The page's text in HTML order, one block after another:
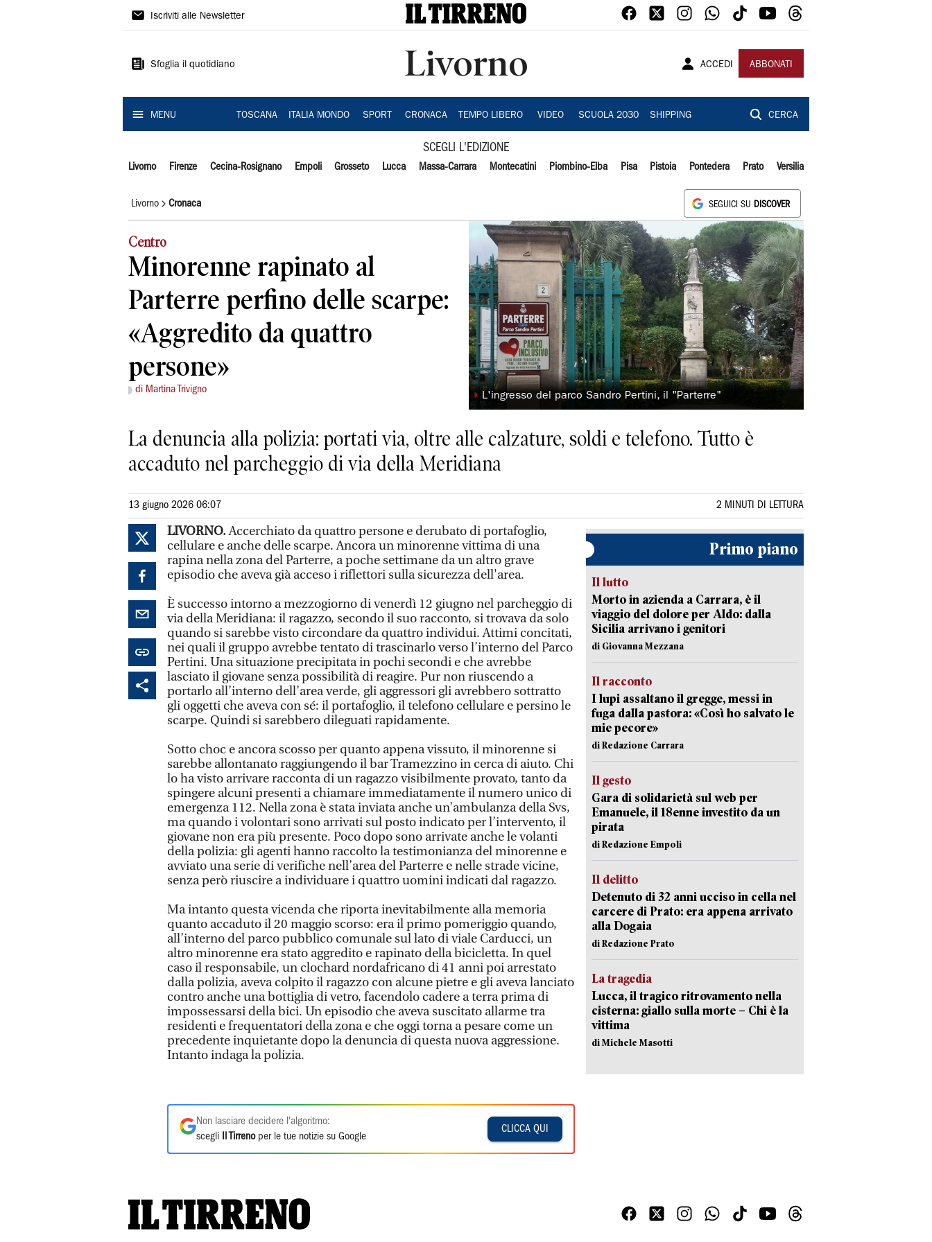
Il
Iscriviti alle Newsletter
Sfoglia il quotidiano Livorno ACCEDI ABBONATI
MENU TOSCANA ITALIA MONDO SPORT CRONACA TEMPO LIBERO VIDEO SCUOLA 2030 SHIPPING CERCA
SCEGLI L'EDIZIONE
Livorno Firenze Cecina-Rosignano Empoli Grosseto Lucca Massa-Carrara Montecatini Piombino-Elba Pisa Pistoia Pontedera Prato Versilia
Livorno Cronaca SEGUICI SU DISCOVER
Centro
Minorenne rapinato al
Parterre perfino delle scarpe:
«Aggredito da quattro
persone»
di Martina Trivigno
◗ L'ingresso del parco Sandro Pertini, il "Parterre"
La denuncia alla polizia: portati via, oltre alle calzature, soldi e telefono. Tutto è
accaduto nel parcheggio di via della Meridiana
13 giugno 2026 06:07 2 MINUTI DI LETTURA
LIVORNO.Accerchiato da quattro persone e derubato di portafoglio,
cellulare e anche delle scarpe. Ancora un minorenne vittima di una
rapina nella zona del Parterre, a poche settimane da un altro grave
episodio che aveva già acceso i riflettori sulla sicurezza dell'area.
È successo intorno a mezzogiorno di venerdì 12 giugno nel parcheggio di
via della Meridiana: il ragazzo, secondo il suo racconto, si trovava da solo
quando si sarebbe visto circondare da quattro individui. Attimi concitati,
nei quali il gruppo avrebbe tentato di trascinarlo verso l’interno del Parco
Pertini. Una situazione precipitata in pochi secondi e che avrebbe
lasciato il giovane senza possibilità di reagire. Pur non riuscendo a
portarlo all’interno dell’area verde, gli aggressori gli avrebbero sottratto
gli oggetti che aveva con sé: il portafoglio, il telefono cellulare e persino le
scarpe. Quindi si sarebbero dileguati rapidamente.
Sotto choc e ancora scosso per quanto appena vissuto, il minorenne si
sarebbe allontanato raggiungendo il bar Tramezzino in cerca di aiuto. Chi
lo ha visto arrivare racconta di un ragazzo visibilmente provato, tanto da
spingere alcuni presenti a chiamare immediatamente il numero unico di
emergenza 112. Nella zona è stata inviata anche un’ambulanza della Svs,
ma quando i volontari sono arrivati sul posto indicato per l’intervento, il
giovane non era più presente. Poco dopo sono arrivate anche le volanti
della polizia: gli agenti hanno raccolto la testimonianza del minorenne e
avviato una serie di verifiche nell’area del Parterre e nelle strade vicine,
senza però riuscire a individuare i quattro uomini indicati dal ragazzo.
Ma intanto questa vicenda che riporta inevitabilmente alla memoria
quanto accaduto il 20 maggio scorso: era il primo pomeriggio quando,
all’interno del parco pubblico comunale sul lato di viale Carducci, un
altro minorenne era stato aggredito e rapinato della bicicletta. In quel
caso il responsabile, un clochard nordafricano di 41 anni poi arrestato
dalla polizia, aveva colpito il ragazzo con alcune pietre e gli aveva lanciato
contro anche una bottiglia di vetro, facendolo cadere a terra prima di
impossessarsi della bici. Un episodio che aveva suscitato allarme tra
residenti e frequentatori della zona e che oggi torna a pesare come un
precedente inquietante dopo la denuncia di questa nuova aggressione.
Intanto indaga la polizia.
Non lasciare decidere l'algoritmo:
scegli
Il Tirrenoper le tue notizie su Google
CLICCA QUI
Primo piano
Il lutto
Morto in azienda a Carrara, è il
viaggio del dolore per Aldo: dalla
Sicilia arrivano i genitori
di Giovanna Mezzana
Il racconto
I lupi assaltano il gregge, messi in
fuga dalla pastora: «Così ho salvato le
mie pecore»
di Redazione Carrara
Il gesto
Gara di solidarietà sul web per
Emanuele, il 18enne investito da un
pirata
di Redazione Empoli
Il delitto
Detenuto di 32 anni ucciso in cella nel
carcere di Prato: era appena arrivato
alla Dogaia
di Redazione Prato
La tragedia
Lucca, il tragico ritrovamento nella
cisterna: giallo sulla morte – Chi è la
vittima
di Michele Masotti